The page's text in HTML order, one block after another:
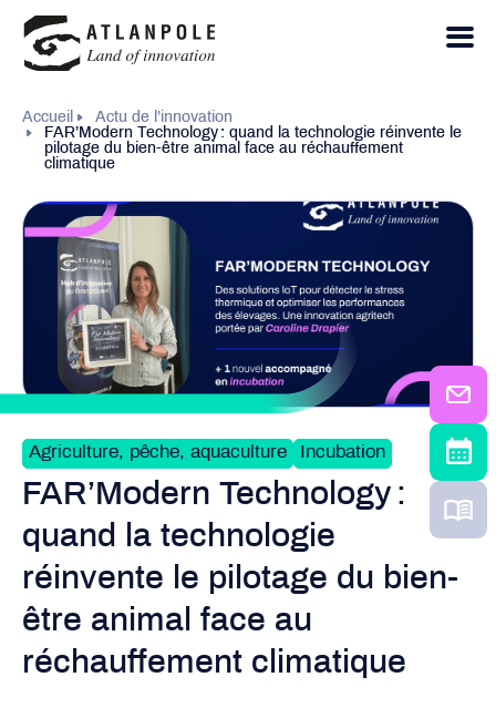
Accueil
Actu de l’innovation
FAR’Modern Technology : quand la technologie réinvente le
pilotage du bien-être animal face au réchauffement
climatique
Agriculture, pêche, aquaculture Incubation
FAR’Modern Technology :
quand la technologie
réinvente le pilotage du bien-
être animal face au
réchauffement climatique